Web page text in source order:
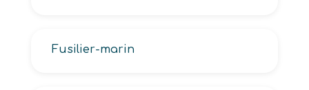
Fusilier-marin